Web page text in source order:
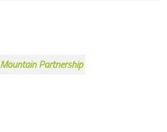
Mountain Partnership